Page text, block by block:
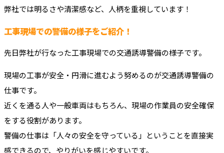
弊社では明るさや清潔感など、人柄を重視しています！
工事現場での警備の様子をご紹介！
先日弊社が行なった工事現場での交通誘導警備の様子です。
現場の工事が安全・円滑に進むよう努めるのが交通誘導警備の
仕事です。
近くを通る人や一般車両はもちろん、現場の作業員の安全確保
をする役割があります。
警備の仕事は「人々の安全を守っている」ということを直接実
感できるので、やりがいを感じやすいです。